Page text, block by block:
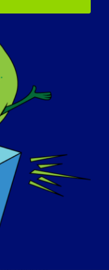
пациенты и
этой
для
множество
факторов, но
специалисты
достижением